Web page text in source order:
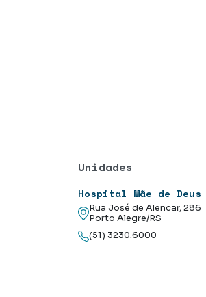
Unidades
Hospital Mãe de Deus
Rua José de Alencar, 286
Porto Alegre/RS
(51) 3230.6000